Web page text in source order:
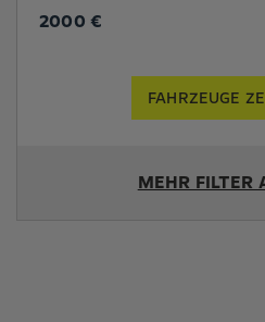
2000 €
FAHRZEUGE
MEHR FILTER